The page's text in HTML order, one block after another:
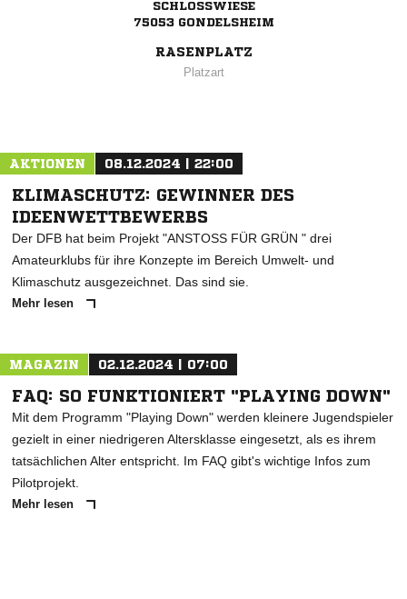
SCHLOSSWIESE
75053 GONDELSHEIM
RASENPLATZ
Platzart
AKTIONEN 08.12.2024 | 22:00
KLIMASCHUTZ: GEWINNER DES
IDEENWETTBEWERBS
Der DFB hat beim Projekt "ANSTOSS FÜR GRÜN " drei
Amateurklubs für ihre Konzepte im Bereich Umwelt- und
Klimaschutz ausgezeichnet. Das sind sie.
Mehr lesen
MAGAZIN 02.12.2024 | 07:00
FAQ: SO FUNKTIONIERT "PLAYING DOWN"
Mit dem Programm "Playing Down" werden kleinere Jugendspieler
gezielt in einer niedrigeren Altersklasse eingesetzt, als es ihrem
tatsächlichen Alter entspricht. Im FAQ gibt's wichtige Infos zum
Pilotprojekt.
Mehr lesen